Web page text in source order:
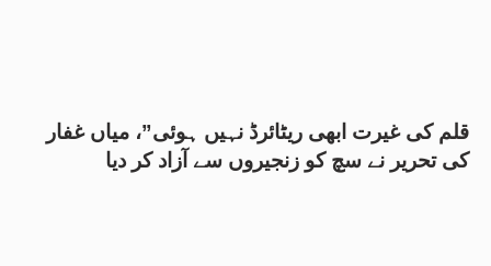
قلم کی غیرت ابھی ریٹائرڈ نہیں ہوئی”، میاں غفار
کی تحریر نے سچ کو زنجیروں سے آزاد کر دیا